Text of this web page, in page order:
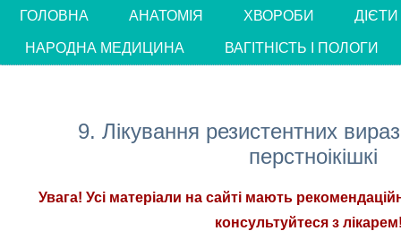
ГОЛОВНА АНАТОМІЯ ХВОРОБИ ДІЄТИ
НАРОДНА МЕДИЦИНА ВАГІТНІСТЬ І ПОЛОГИ
9. Лікування резистентних
перстноікішкі
Увага! Усі матеріали на сайті мають
консультуйтеся з